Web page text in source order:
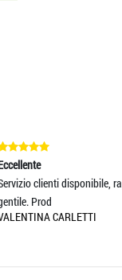
disponibile, rapido e molto